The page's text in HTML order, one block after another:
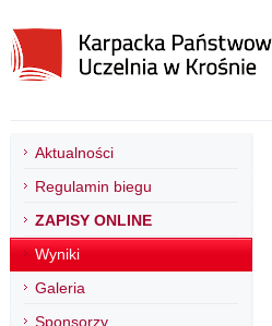
Aktualności
Regulamin biegu
ZAPISY ONLINE
Wyniki
Galeria
Sponsorzy